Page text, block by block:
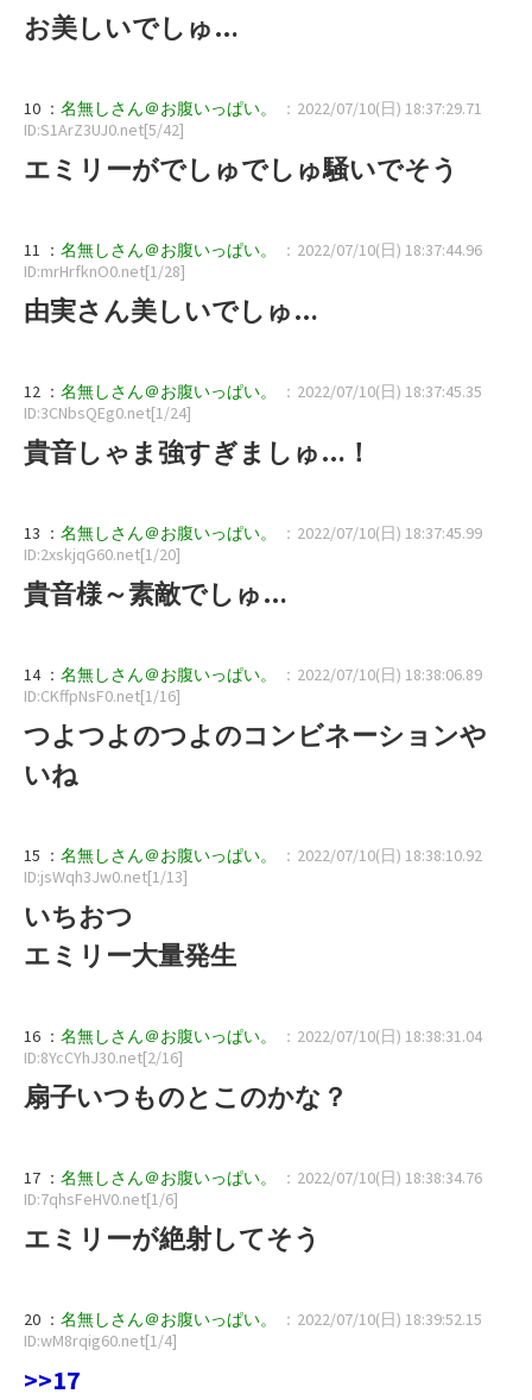
お美しいでしゅ…
10 ： 名無しさん＠お腹いっぱい。
：2022/07/10(日) 18:37:29.71
ID:S1ArZ3UJ0.net[5/42]
エミリーがでしゅでしゅ騒いでそう
11 ： 名無しさん＠お腹いっぱい。
：2022/07/10(日) 18:37:44.96
ID:mrHrfknO0.net[1/28]
由実さん美しいでしゅ…
12 ： 名無しさん＠お腹いっぱい。
：2022/07/10(日) 18:37:45.35
ID:3CNbsQEg0.net[1/24]
貴音しゃま強すぎましゅ…！
13 ： 名無しさん＠お腹いっぱい。
：2022/07/10(日) 18:37:45.99
ID:2xskjqG60.net[1/20]
貴音様～素敵でしゅ…
14 ： 名無しさん＠お腹いっぱい。
：2022/07/10(日) 18:38:06.89
ID:CKffpNsF0.net[1/16]
つよつよのつよのコンビネーションや
いね
15 ： 名無しさん＠お腹いっぱい。
：2022/07/10(日) 18:38:10.92
ID:jsWqh3Jw0.net[1/13]
いちおつ
エミリー大量発生
16 ： 名無しさん＠お腹いっぱい。
：2022/07/10(日) 18:38:31.04
ID:8YcCYhJ30.net[2/16]
扇子いつものとこのかな？
17 ： 名無しさん＠お腹いっぱい。
：2022/07/10(日) 18:38:34.76
ID:7qhsFeHV0.net[1/6]
エミリーが絶射してそう
20 ： 名無しさん＠お腹いっぱい。
：2022/07/10(日) 18:39:52.15
ID:wM8rqig60.net[1/4]
>>17